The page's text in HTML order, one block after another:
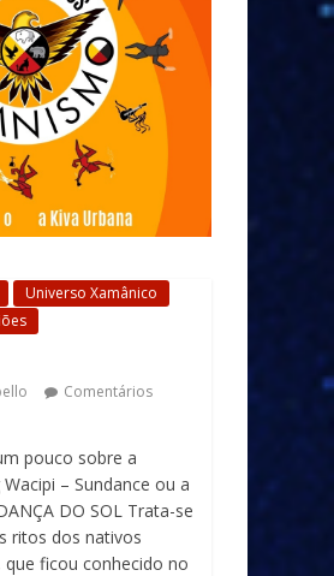
Universo Xamânico
Comentários
pouco sobre a
– Sundance ou a
DO SOL Trata-se
ritos dos nativos
ficou conhecido no